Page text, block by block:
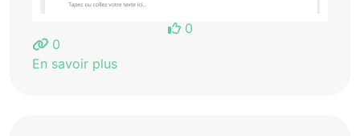
0
0
En savoir plus